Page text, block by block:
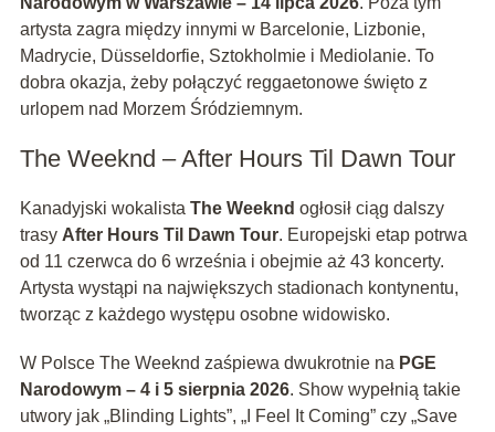
artysta zagra między innymi w Barcelonie, Lizbonie,
Madrycie, Düsseldorfie, Sztokholmie i Mediolanie. To
dobra okazja, żeby połączyć reggaetonowe święto z
urlopem nad Morzem Śródziemnym.
The Weeknd – After Hours Til Dawn Tour
Kanadyjski wokalista The Weeknd ogłosił ciąg dalszy
trasy After Hours Til Dawn Tour. Europejski etap potrwa
od 11 czerwca do 6 września i obejmie aż 43 koncerty.
Artysta wystąpi na największych stadionach kontynentu,
tworząc z każdego występu osobne widowisko.
W Polsce The Weeknd zaśpiewa dwukrotnie na PGE
Narodowym – 4 i 5 sierpnia 2026. Show wypełnią takie
utwory jak „Blinding Lights”, „I Feel It Coming” czy „Save